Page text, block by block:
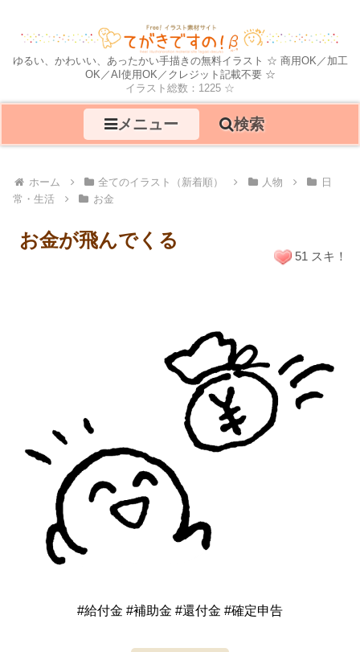
ゆるい、かわいい、あったかい手描きの無料イラスト ☆ 商用OK／加工
OK／AI使用OK／クレジット記載不要 ☆
イラスト総数：1225 ☆
メニュー 検索
ホーム 全てのイラスト（新着順） 人物
日
常・生活
お金
お金が飛んでくる
#給付金 #補助金 #還付金 #確定申告
51 スキ！